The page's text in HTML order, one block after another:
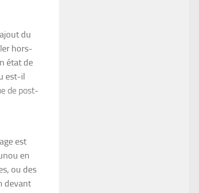
du
hors-
état de
est-il
de post-
est
en
ou des
devant